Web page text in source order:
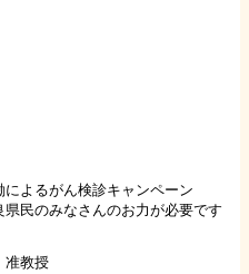
よるがん検診キャンペーン
民のみなさんのお力が必要です
准教授